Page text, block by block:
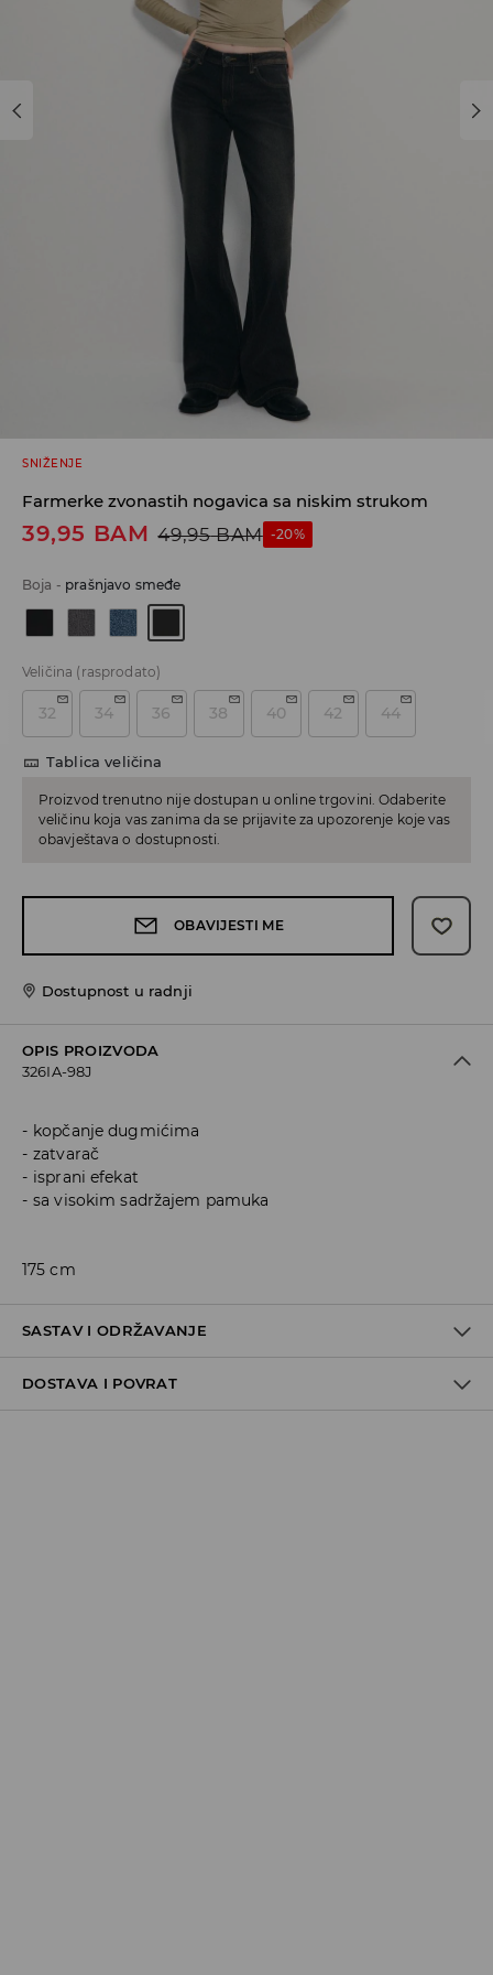
SNIŽENJE
Farmerke zvonastih nogavica sa niskim strukom
39,95 BAM 49,95 BAM -20%
Boja - prašnjavo smeđe
Veličina (rasprodato)
32 34 36 38 40 42 44
Tablica veličina
Proizvod trenutno nije dostupan u online trgovini. Odaberite
veličinu koja vas zanima da se prijavite za upozorenje koje vas
obavještava o dostupnosti.
OBAVIJESTI ME
Dostupnost u radnji
OPIS PROIZVODA
326IA-98J
kopčanje dugmićima
zatvarač
isprani efekat
sa visokim sadržajem pamuka
175 cm
SASTAV I ODRŽAVANJE
99% COTTON, 1% ELASTANE
DOSTAVA I POVRAT